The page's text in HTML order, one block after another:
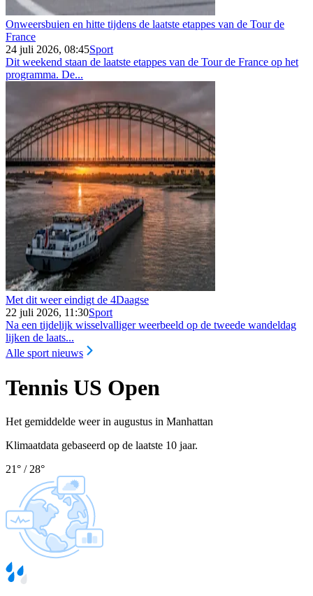
Onweersbuien en hitte tijdens de laatste etappes van de Tour de
France
24 juli 2026, 08:45Sport
Dit weekend staan de laatste etappes van de Tour de France op het
programma. De...
Met dit weer eindigt de 4Daagse
22 juli 2026, 11:30Sport
Na een tijdelijk wisselvalliger weerbeeld op de tweede wandeldag
lijken de laats...
Alle sport nieuws
Tennis US Open
Het gemiddelde weer in augustus in Manhattan
Klimaatdata gebaseerd op de laatste 10 jaar.
21° / 28°